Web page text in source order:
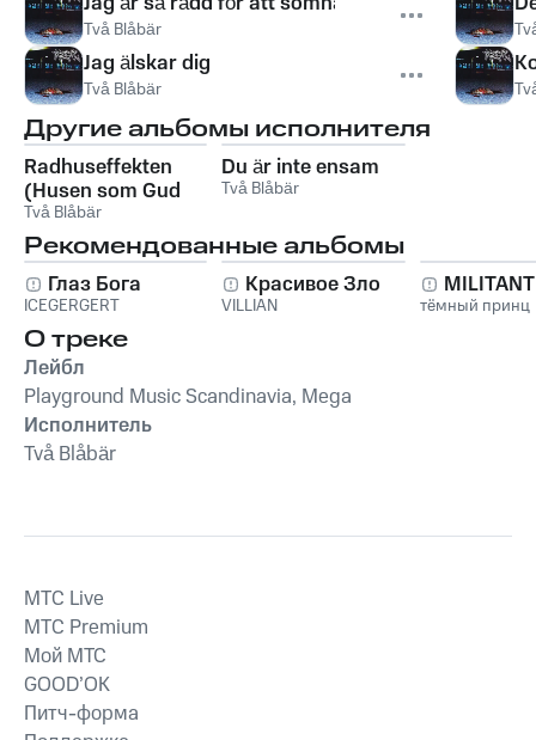
Två Blåbär
Jag älskar dig
Två Blåbär
Другие альбомы исполнителя
Radhuseffekten
(Husen som Gud
glömde)
Två Blåbär
Du är inte ensam
Två Blåbär
Рекомендованные альбомы
Глаз Бога
ICEGERGERT
Красивое Зло
VILLIAN тёмный принц
О треке
Лейбл
Playground Music Scandinavia, Mega
Исполнитель
Två Blåbär
MTС Live
MTС Premium
Мой МТС
GOOD’OK
Питч-форма